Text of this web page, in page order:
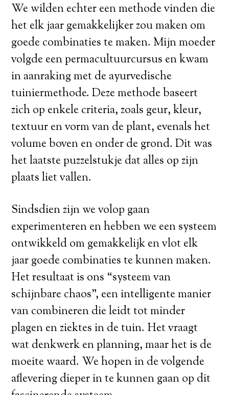
We wilden echter een methode vinden die
het elk jaar gemakkelijker zou maken om
goede combinaties te maken. Mijn moeder
volgde een permacultuurcursus en kwam
in aanraking met de ayurvedische
tuiniermethode. Deze methode baseert
zich op enkele criteria, zoals geur, kleur,
textuur en vorm van de plant, evenals het
volume boven en onder de grond. Dit was
het laatste puzzelstukje dat alles op zijn
plaats liet vallen.
Sindsdien zijn we volop gaan
experimenteren en hebben we een systeem
ontwikkeld om gemakkelijk en vlot elk
jaar goede combinaties te kunnen maken.
Het resultaat is ons “systeem van
schijnbare chaos”, een intelligente manier
van combineren die leidt tot minder
plagen en ziektes in de tuin. Het vraagt
wat denkwerk en planning, maar het is de
moeite waard. We hopen in de volgende
aflevering dieper in te kunnen gaan op dit